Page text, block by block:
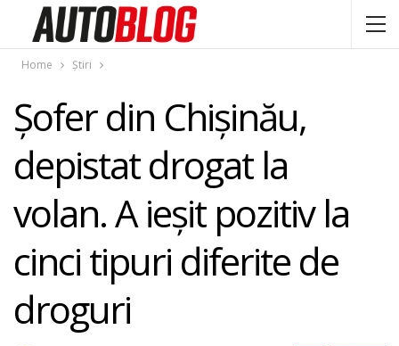
Home Știri
Șofer din Chișinău,
depistat drogat la
volan. A ieșit pozitiv la
cinci tipuri diferite de
droguri